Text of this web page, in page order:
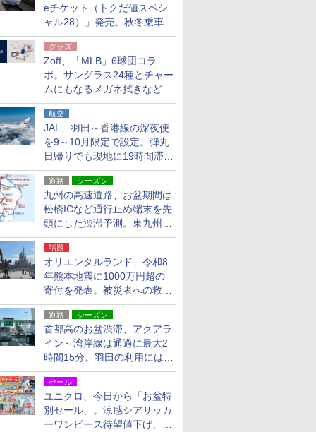
eチケット（トクだ値スペシ
ャル28）」発売。秋冬乗車
分、えきねっと限定
グッズ
Zoff、「MLB」6球団コラ
ボ。サングラス24種とチャー
ムにもなるメガネ拭きなど雑
貨24種
航空
JAL、羽田～香港線の深夜便
を9～10月限定で設定。弾丸
日帰りでも現地に19時間滞在
できる
道路 シーズン
九州の高速道路、お盆期間は
松橋ICなど通行止め端末を先
頭にした渋滞予測。東九州道
への迂回は料金調整を実施
話題
オリエンタルランド、令和8
年熊本地震に1000万円超の
寄付を発表。被災者への救援
活動・復旧支援
道路 シーズン
首都高のお盆渋滞、アクアラ
イン～湾岸線は通過に最大2
時間15分。羽田の利用には
「空港西出口」の利用検討を
セール
ユニクロ、今日から「お盆特
別セール」。涼感シアサッカ
ーワンピース待望値下げ、撥